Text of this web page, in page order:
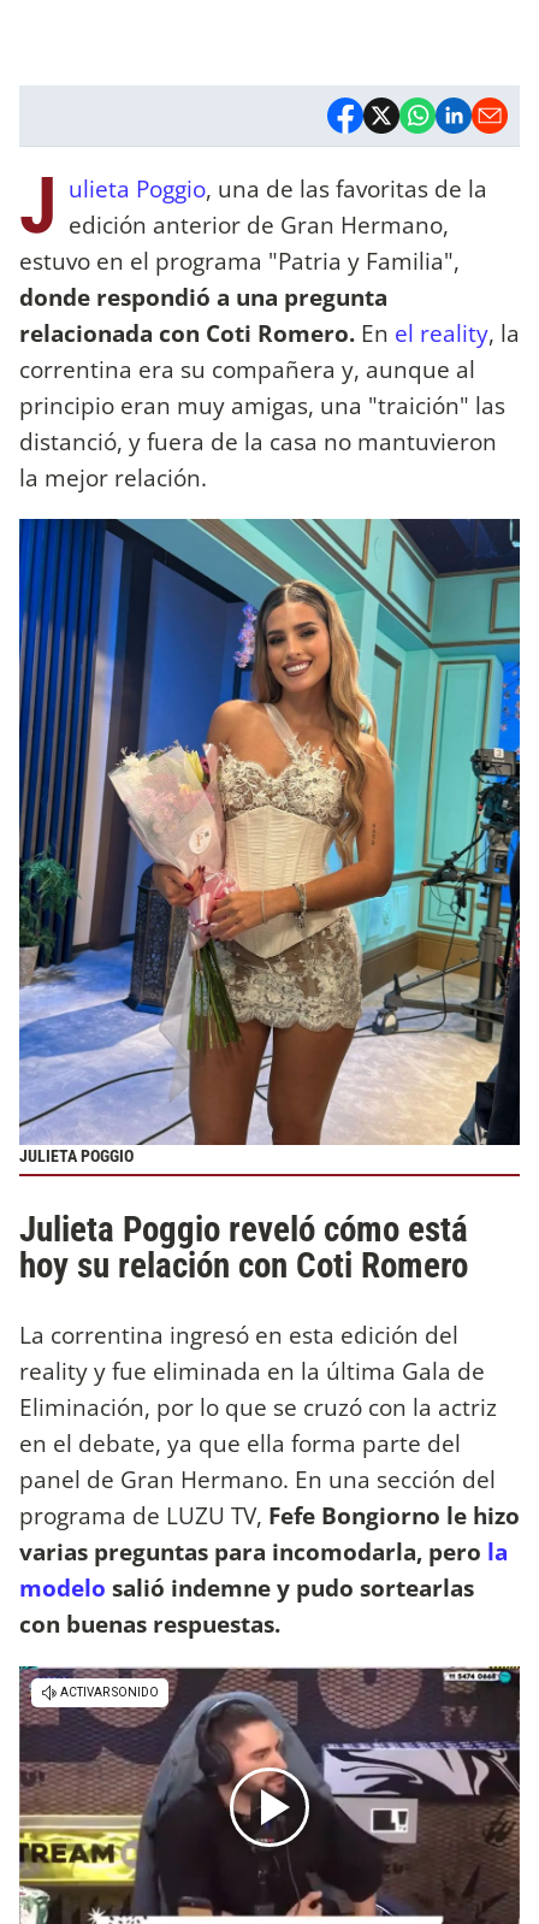
J ulieta Poggio, una de las favoritas de la
edición anterior de Gran Hermano,
estuvo en el programa "Patria y Familia",
donde respondió a una pregunta
relacionada con Coti Romero. En el reality, la
correntina era su compañera y, aunque al
principio eran muy amigas, una "traición" las
distanció, y fuera de la casa no mantuvieron
la mejor relación.
JULIETA POGGIO
Julieta Poggio reveló cómo está
hoy su relación con Coti Romero
La correntina ingresó en esta edición del
reality y fue eliminada en la última Gala de
Eliminación, por lo que se cruzó con la actriz
en el debate, ya que ella forma parte del
panel de Gran Hermano. En una sección del
programa de LUZU TV, Fefe Bongiorno le hizo
varias preguntas para incomodarla, pero la
modelo salió indemne y pudo sortearlas
con buenas respuestas.